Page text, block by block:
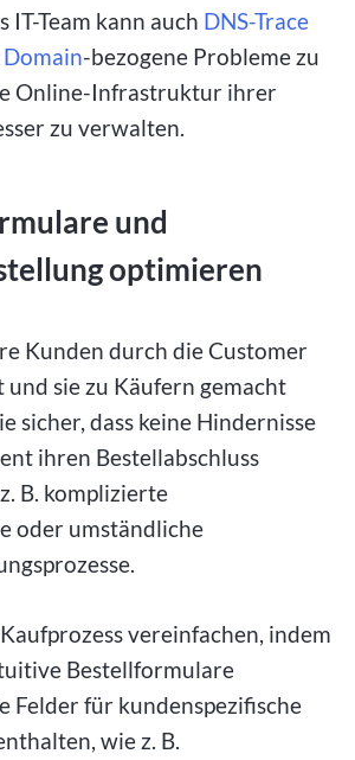
IT-Team kann auch DNS-Trace
Domain-bezogene Probleme zu
Online-Infrastruktur ihrer
zu verwalten.
und
optimieren
Kunden durch die Customer
sie zu Käufern gemacht
sicher, dass keine Hindernisse
ihren Bestellabschluss
B. komplizierte
oder umständliche
vereinfachen, indem
Bestellformulare
Felder für kundenspezifische
wie z. B.